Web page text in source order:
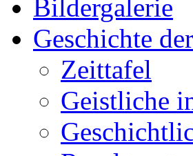
Bildergalerie
Geschichte
Zeittafel
Geistliche